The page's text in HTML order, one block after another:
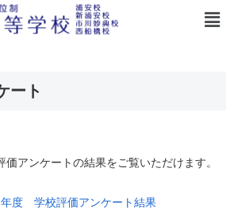
ート
アンケートの結果をご覧いただけます。
度 学校評価アンケート結果